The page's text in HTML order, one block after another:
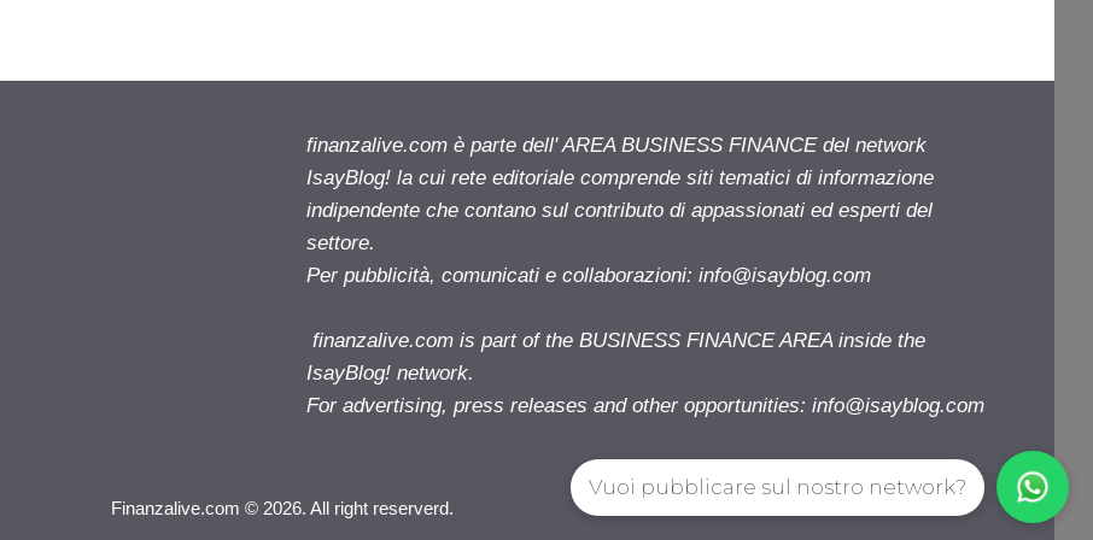
finanzalive.com è parte dell' AREA BUSINESS FINANCE del network
IsayBlog! la cui rete editoriale comprende siti tematici di informazione
indipendente che contano sul contributo di appassionati ed esperti del
settore.
Per pubblicità, comunicati e collaborazioni: info@isayblog.com
finanzalive.com is part of the BUSINESS FINANCE AREA inside the
IsayBlog! network.
For advertising, press releases and other opportunities: info@isayblog.com
Finanzalive.com © 2026. All right reserverd.
Vuoi pubblicare sul nostro network?